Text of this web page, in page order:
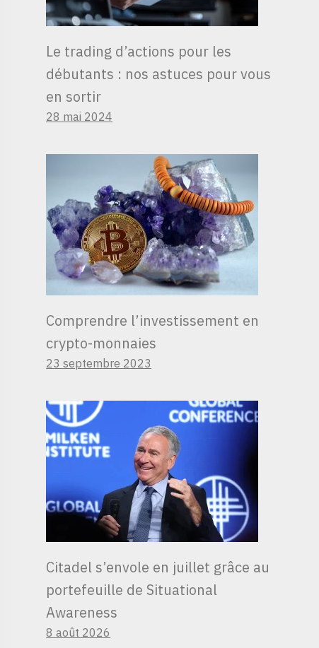
Le trading d’actions pour les
débutants : nos astuces pour vous
en sortir
28 mai 2024
Comprendre l’investissement en
crypto-monnaies
23 septembre 2023
Citadel s’envole en juillet grâce au
portefeuille de Situational
Awareness
8 août 2026